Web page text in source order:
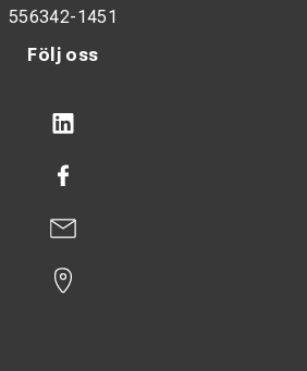
Följ oss
556342-1451